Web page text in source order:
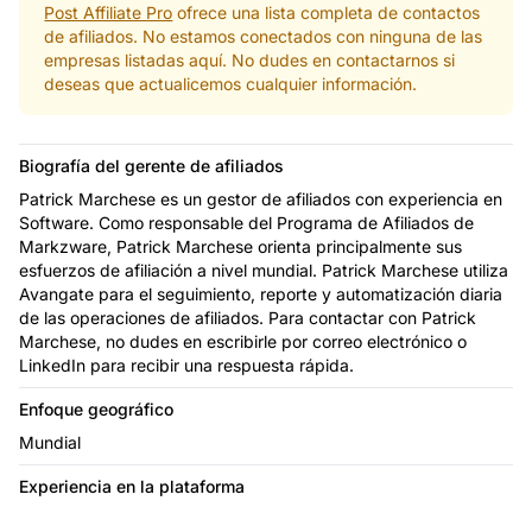
Post Affiliate Pro ofrece una lista completa de contactos
de afiliados. No estamos conectados con ninguna de las
empresas listadas aquí. No dudes en contactarnos si
deseas que actualicemos cualquier información.
Biografía del gerente de afiliados
Patrick Marchese es un gestor de afiliados con experiencia en
Software. Como responsable del Programa de Afiliados de
Markzware, Patrick Marchese orienta principalmente sus
esfuerzos de afiliación a nivel mundial. Patrick Marchese utiliza
Avangate para el seguimiento, reporte y automatización diaria
de las operaciones de afiliados. Para contactar con Patrick
Marchese, no dudes en escribirle por correo electrónico o
LinkedIn para recibir una respuesta rápida.
Enfoque geográfico
Mundial
Experiencia en la plataforma